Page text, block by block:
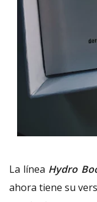
La línea Hydro
ahora tiene su